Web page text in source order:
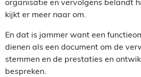
organisatie en vervolgens belandt
kijkt er meer naar om.
En dat is jammer want een
dienen als een document om de
stemmen en de prestaties en
bespreken.